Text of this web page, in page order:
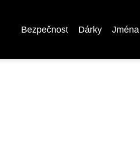
Bezpečnost Dárky Jména